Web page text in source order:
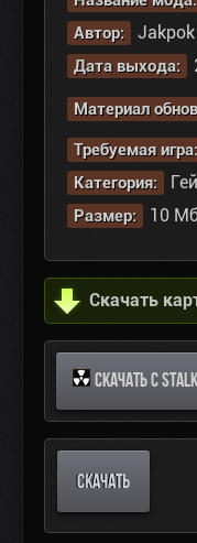
Автор:
Дата выхода:
Материал
Требуемая игра:
Категория:
Размер: 10
Скачать
СКАЧАТЬ С
СКАЧАТЬ